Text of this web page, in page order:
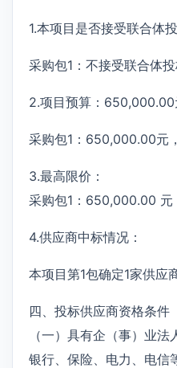
1.本项目是否接受联合体投
采购包1：不接受联合体
2.项目预算：
采购包1：650,000.00元
3.最高限价：
采购包1：650,000.00 元
4.供应商中标情况：
本项目第1包确定1家供应
四、投标供应商资格条件
（一）具有企（事）业
银行、保险、电力、电信